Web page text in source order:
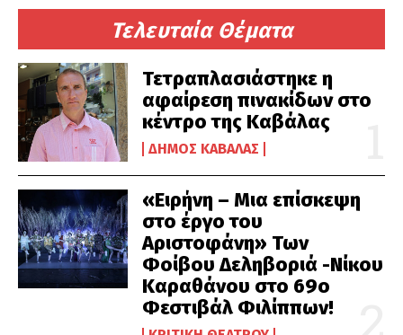
Τελευταία Θέματα
Τετραπλασιάστηκε η
αφαίρεση πινακίδων στο
κέντρο της Καβάλας
ΔΉΜΟΣ ΚΑΒΆΛΑΣ
«Ειρήνη – Μια επίσκεψη
στο έργο του
Αριστοφάνη» Των
Φοίβου Δεληβοριά -Νίκου
Καραθάνου στο 69ο
Φεστιβάλ Φιλίππων!